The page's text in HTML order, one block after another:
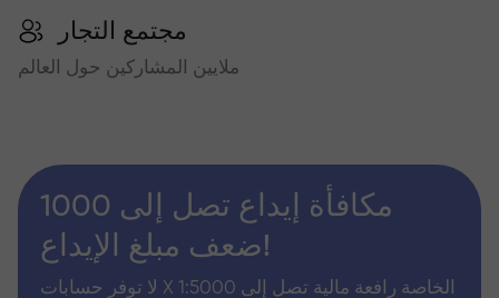
مجتمع التجار
ملايين المشاركين حول العالم
مكافأة إيداع تصل إلى 1000
ضعف مبلغ الإيداع!
لا توفر حسابات X الخاصة رافعة مالية تصل إلى 1:5000